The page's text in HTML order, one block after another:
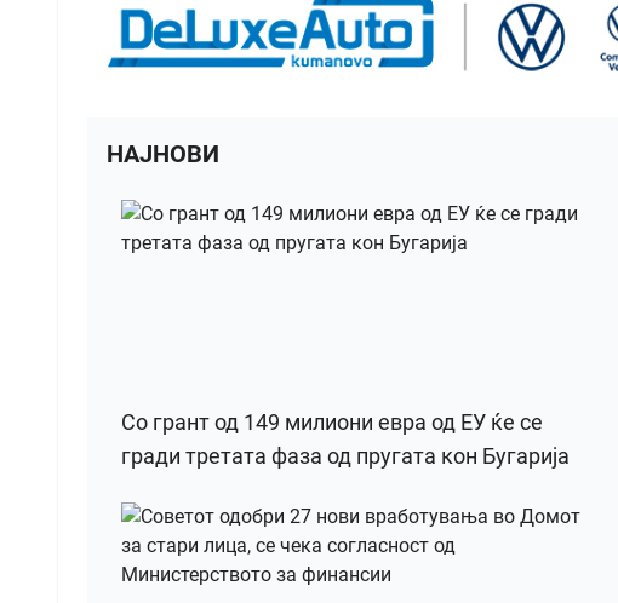
НАЈНОВИ
Со грант од 149 милиони евра од ЕУ ќе се
гради третата фаза од пругата кон Бугарија